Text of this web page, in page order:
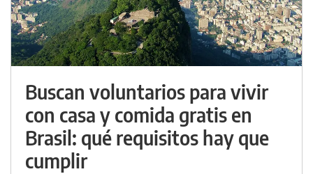
Buscan voluntarios para vivir
con casa y comida gratis en
Brasil: qué requisitos hay que
cumplir